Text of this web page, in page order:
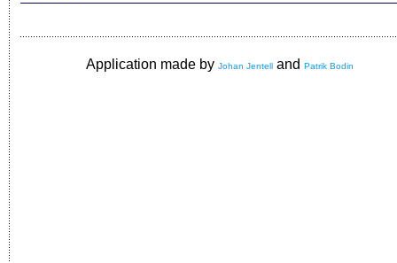
Application made by Johan Jentell and Patrik Bodin